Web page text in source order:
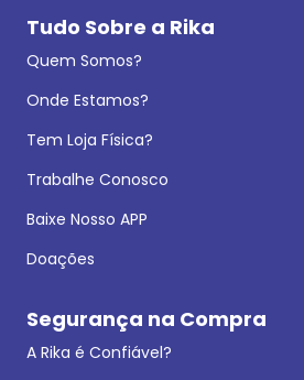
Tudo Sobre a Rika
Quem Somos?
Onde Estamos?
Tem Loja Física?
Trabalhe Conosco
Baixe Nosso APP
Doações
Segurança na Compra
A Rika é Confiável?